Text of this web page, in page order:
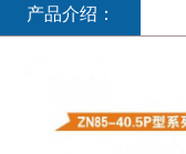
产品介绍：